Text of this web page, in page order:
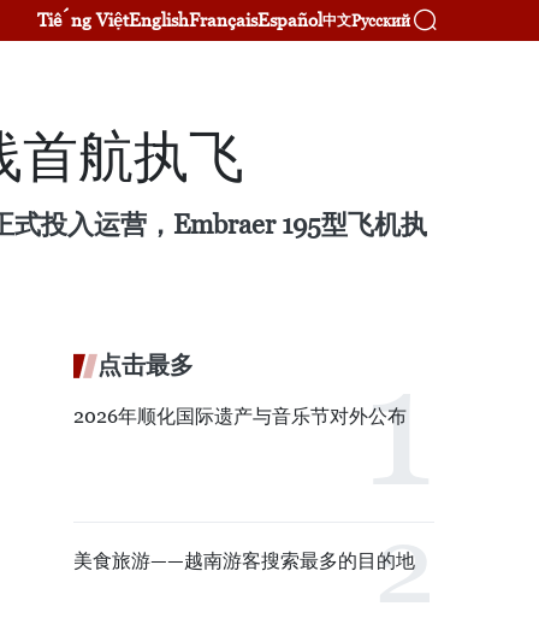
Tiếng ViệtEnglishFrançaisEspañol中文Русский
首航执飞
投入运营，Embraer 195型飞机执
点击最多
2026年顺化国际遗产与音乐节对外公布
美食旅游——越南游客搜索最多的目的地